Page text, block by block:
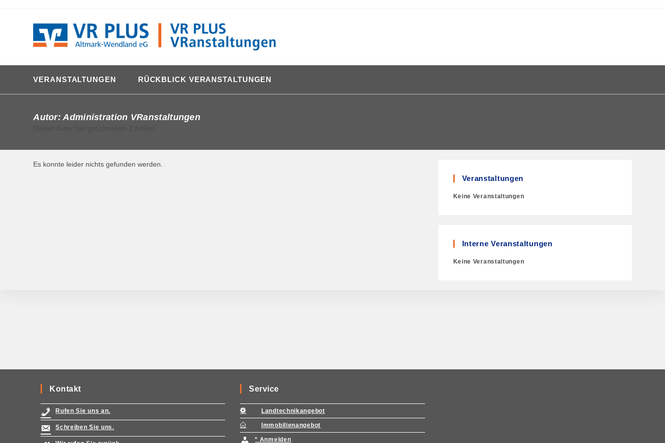
VERANSTALTUNGEN RÜCKBLICK VERANSTALTUNGEN
Autor:Administration VRanstaltungen
Es konnte leider nichts gefunden werden.
Veranstaltungen
Keine Veranstaltungen
Interne Veranstaltungen
Keine Veranstaltungen
Kontakt
Rufen Sie uns an.
Schreiben Sie uns.
Service
Landtechnikangebot
Immobilienangebot
* Anmelden